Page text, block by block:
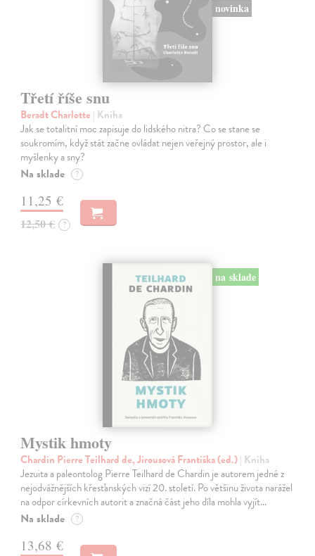
novinka
Třetí říše snu
Beradt Charlotte | Kniha
Jak se totalitní moc zapisuje do lidského nitra? Co se stane se
soukromím, když stát začne ovládat nejen veřejný prostor, ale i
myšlenky a sny?
Na sklade ?
11,25 €
12,50 € ?
na sklade
Mystik hmoty
Chardin Pierre Teilhard de, Jirousová Františka (ed.)| Kniha
Jezuita a paleontolog Pierre Teilhard de Chardin je autorem jedné z
nejodvážnějších křesťanských vizí 20. století. Po většinu života narážel
na odpor církevních autorit a značná část jeho díla mohla vyjít…
Na sklade ?
13,68 €